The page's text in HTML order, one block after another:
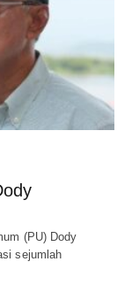
(PU) Dody
sejumlah